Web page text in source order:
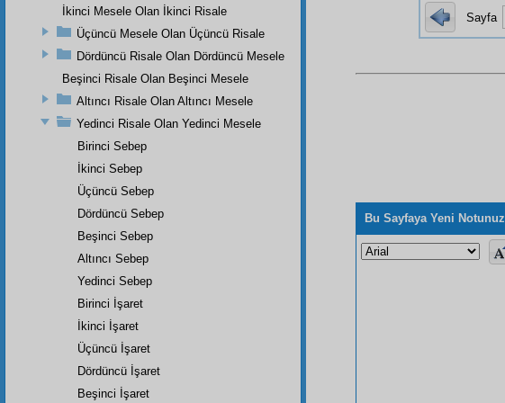
Sayfa
Bu Sayfaya Yeni Notunuz
İkinci Mesele Olan İkinci Risale
Üçüncü Mesele Olan Üçüncü Risale
Dördüncü Risale Olan Dördüncü Mesele
Beşinci Risale Olan Beşinci Mesele
Altıncı Risale Olan Altıncı Mesele
Yedinci Risale Olan Yedinci Mesele
Birinci Sebep
İkinci Sebep
Üçüncü Sebep
Dördüncü Sebep
Beşinci Sebep
Altıncı Sebep
Yedinci Sebep
Birinci İşaret
İkinci İşaret
Üçüncü İşaret
Dördüncü İşaret
Beşinci İşaret